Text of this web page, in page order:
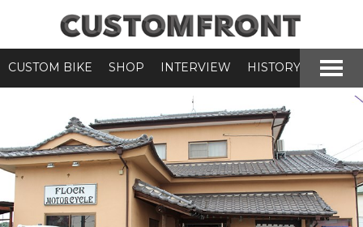
CUSTOM BIKE SHOP INTERVIEW HISTORY